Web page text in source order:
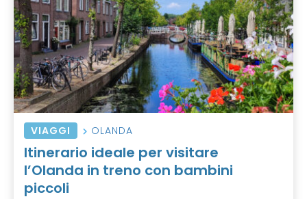
VIAGGI OLANDA
Itinerario ideale per visitare
l’Olanda in treno con bambini
piccoli